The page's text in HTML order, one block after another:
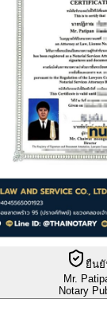
ยืน
Mr.
Notary